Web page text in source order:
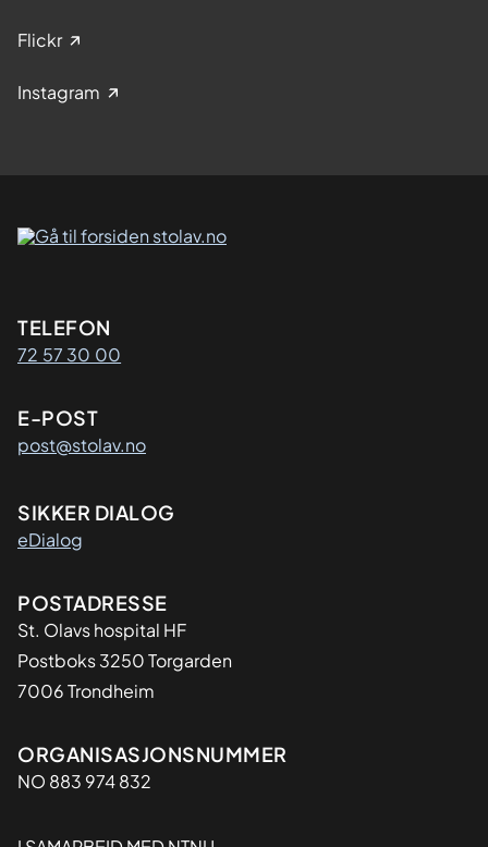
Flickr
Instagram
Kontaktinformasjon
TELEFON
72 57 30 00
E-POST
post@stolav.no
SIKKER DIALOG
eDialog
Adresse
POSTADRESSE
St. Olavs hospital HF
Postboks 3250 Torgarden
7006 Trondheim
Organisasjon
ORGANISASJONSNUMMER
NO 883 974 832